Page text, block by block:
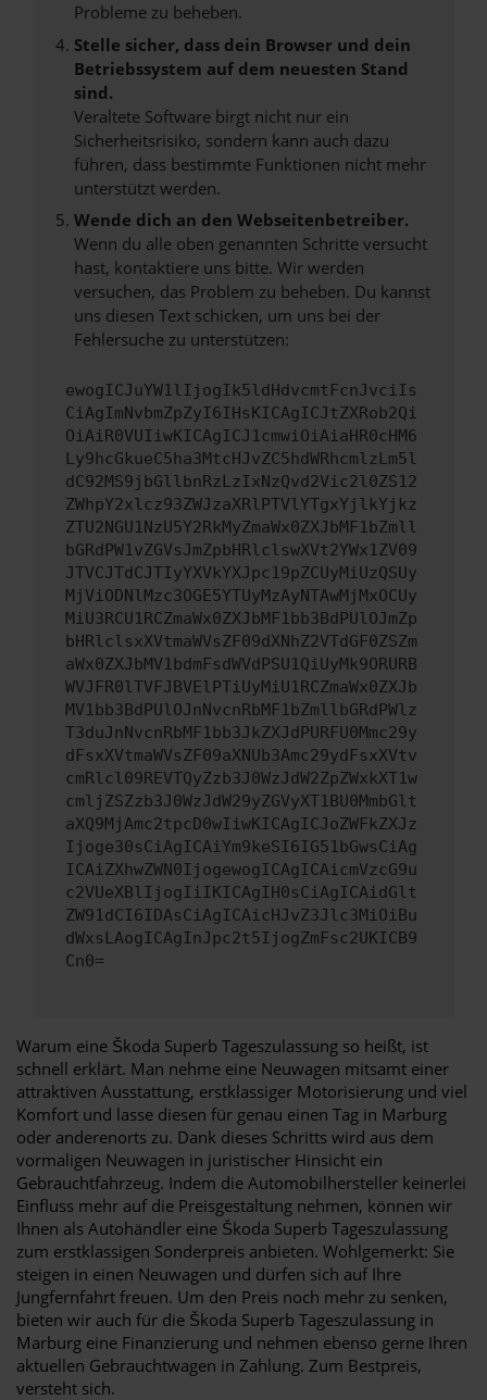
Probleme zu beheben.
Stelle sicher, dass dein Browser und dein
Betriebssystem auf dem neuesten Stand
sind.
Veraltete Software birgt nicht nur ein
Sicherheitsrisiko, sondern kann auch dazu
führen, dass bestimmte Funktionen nicht mehr
unterstützt werden.
Wende dich an den Webseitenbetreiber.
Wenn du alle oben genannten Schritte versucht
hast, kontaktiere uns bitte. Wir werden
versuchen, das Problem zu beheben. Du kannst
uns diesen Text schicken, um uns bei der
Fehlersuche zu unterstützen:
ewogICJuYW1lIjogIk5ldHdvcmtFcnJvciIs
CiAgImNvbmZpZyI6IHsKICAgICJtZXRob2Qi
OiAiR0VUIiwKICAgICJ1cmwiOiAiaHR0cHM6
Ly9hcGkueC5ha3MtcHJvZC5hdWRhcmlzLm5l
dC92MS9jbGllbnRzLzIxNzQvd2Vic2l0ZS12
ZWhpY2xlcz93ZWJzaXRlPTVlYTgxYjlkYjkz
ZTU2NGU1NzU5Y2RkMyZmaWx0ZXJbMF1bZmll
bGRdPW1vZGVsJmZpbHRlclswXVt2YWx1ZV09
JTVCJTdCJTIyYXVkYXJpc19pZCUyMiUzQSUy
MjViODNlMzc3OGE5YTUyMzAyNTAwMjMxOCUy
MiU3RCU1RCZmaWx0ZXJbMF1bb3BdPUlOJmZp
bHRlclsxXVtmaWVsZF09dXNhZ2VTdGF0ZSZm
aWx0ZXJbMV1bdmFsdWVdPSU1QiUyMk9ORURB
WVJFR0lTVFJBVElPTiUyMiU1RCZmaWx0ZXJb
MV1bb3BdPUlOJnNvcnRbMF1bZmllbGRdPWlz
T3duJnNvcnRbMF1bb3JkZXJdPURFU0Mmc29y
dFsxXVtmaWVsZF09aXNUb3Amc29ydFsxXVtv
cmRlcl09REVTQyZzb3J0WzJdW2ZpZWxkXT1w
cmljZSZzb3J0WzJdW29yZGVyXT1BU0MmbGlt
aXQ9MjAmc2tpcD0wIiwKICAgICJoZWFkZXJz
Ijoge30sCiAgICAiYm9keSI6IG51bGwsCiAg
ICAiZXhwZWN0IjogewogICAgICAicmVzcG9u
c2VUeXBlIjogIiIKICAgIH0sCiAgICAidGlt
ZW91dCI6IDAsCiAgICAicHJvZ3Jlc3MiOiBu
dWxsLAogICAgInJpc2t5IjogZmFsc2UKICB9
Cn0=
Warum eine Škoda Superb Tageszulassung so heißt, ist
schnell erklärt. Man nehme eine Neuwagen mitsamt einer
attraktiven Ausstattung, erstklassiger Motorisierung und viel
Komfort und lasse diesen für genau einen Tag in Marburg
oder anderenorts zu. Dank dieses Schritts wird aus dem
vormaligen Neuwagen in juristischer Hinsicht ein
Gebrauchtfahrzeug. Indem die Automobilhersteller keinerlei
Einfluss mehr auf die Preisgestaltung nehmen, können wir
Ihnen als Autohändler eine Škoda Superb Tageszulassung
zum erstklassigen Sonderpreis anbieten. Wohlgemerkt: Sie
steigen in einen Neuwagen und dürfen sich auf Ihre
Jungfernfahrt freuen. Um den Preis noch mehr zu senken,
bieten wir auch für die Škoda Superb Tageszulassung in
Marburg eine Finanzierung und nehmen ebenso gerne Ihren
aktuellen Gebrauchtwagen in Zahlung. Zum Bestpreis,
versteht sich.